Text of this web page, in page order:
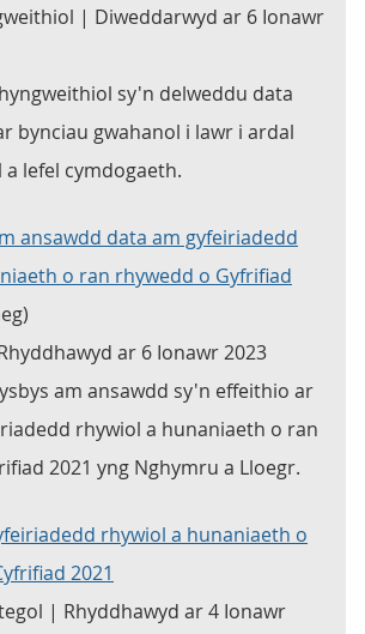
| Diweddarwyd ar 6 Ionawr
sy'n delweddu data
bynciau gwahanol i lawr i ardal
lefel cymdogaeth.
ansawdd data am gyfeiriadedd
o ran rhywedd o Gyfrifiad
ar 6 Ionawr 2023
am ansawdd sy'n effeithio ar
rhywiol a hunaniaeth o ran
2021 yng Nghymru a Lloegr.
rhywiol a hunaniaeth o
2021
| Rhyddhawyd ar 4 Ionawr